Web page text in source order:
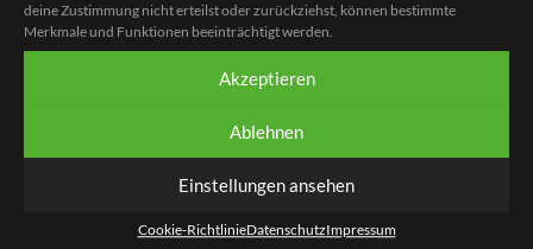
deine Zustimmung nicht erteilst oder zurückziehst, können bestimmte
Merkmale und Funktionen beeinträchtigt werden.
Akzeptieren
Ablehnen
Einstellungen ansehen
Cookie-RichtlinieDatenschutzImpressum
an.